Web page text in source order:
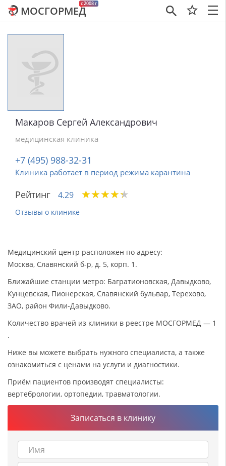
×
c 2008 г
МОСГОРМЕД
Макаров Сергей Александрович
медицинская клиника
+7 (495) 988-32-31
Клиника работает в период режима карантина
Рейтинг 4.29 ★★★★★
★★★★★
Отзывы о клинике
Медицинский центр расположен по адресу:
Москва, Славянский б-р, д. 5, корп. 1.
Ближайшие станции метро: Багратионовская, Давыдково,
Кунцевская, Пионерская, Славянский бульвар, Терехово,
ЗАО, район Фили-Давыдково.
Количество врачей из клиники в реестре МОСГОРМЕД — 1
.
Ниже вы можете выбрать нужного специалиста, а также
ознакомиться с ценами на услуги и диагностики.
Приём пациентов производят специалисты:
вертебрологии, ортопедии, травматологии.
Записаться в клинику